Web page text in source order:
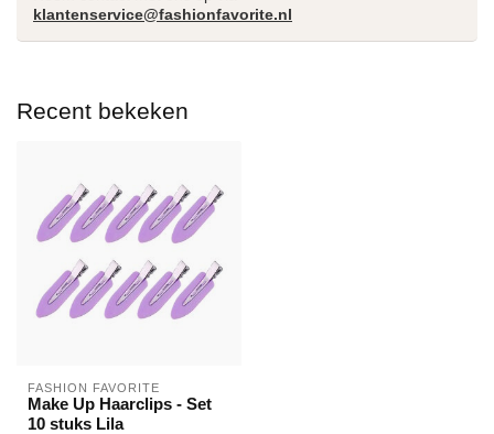
klantenservice@fashionfavorite.nl
Recent bekeken
FASHION FAVORITE
Make Up Haarclips - Set
10 stuks Lila